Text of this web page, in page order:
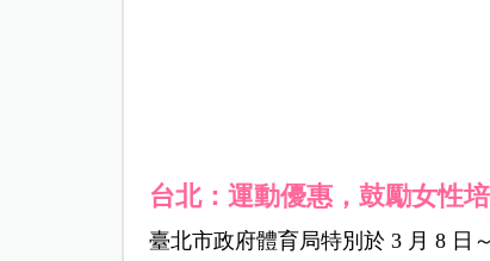
台北：運動優惠，鼓勵女性
臺北市政府體育局特別於 3 月 8 日～